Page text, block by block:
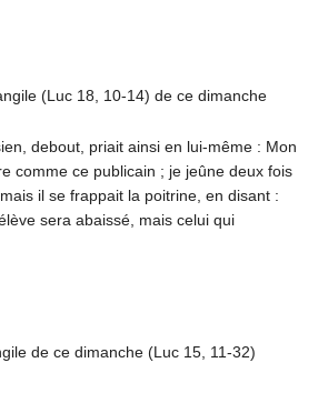
(Luc 18, 10-14) de ce dimanche
debout, priait ainsi en lui-même : Mon
comme ce publicain ; je jeûne deux fois
il se frappait la poitrine, en disant :
sera abaissé, mais celui qui
de ce dimanche (Luc 15, 11-32)